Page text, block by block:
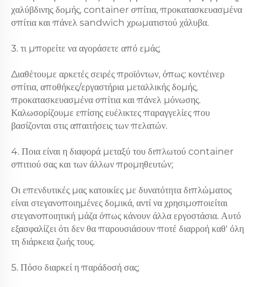
χαλύβδινης δομής, container σπίτια, προκατασκευασμένα
σπίτια και πάνελ sandwich χρωματιστού χάλυβα.
3. τι μπορείτε να αγοράσετε από εμάς;
Διαθέτουμε αρκετές σειρές προϊόντων, όπως: κοντέινερ
σπίτια, αποθήκες/εργαστήρια μεταλλικής δομής,
προκατασκευασμένα σπίτια και πάνελ μόνωσης.
Καλωσορίζουμε επίσης ευέλικτες παραγγελίες που
βασίζονται στις απαιτήσεις των πελατών.
4. Ποια είναι η διαφορά μεταξύ του διπλωτού container
σπιτιού σας και των άλλων προμηθευτών;
Οι επενδυτικές μας κατοικίες με δυνατότητα διπλώματος
είναι στεγανοποιημένες δομικά, αντί να χρησιμοποιείται
στεγανοποιητική μάζα όπως κάνουν άλλα εργοστάσια. Αυτό
εξασφαλίζει ότι δεν θα παρουσιάσουν ποτέ διαρροή καθ' όλη
τη διάρκεια ζωής τους.
5. Πόσο διαρκεί η παράδοσή σας;